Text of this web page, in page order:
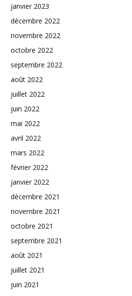
janvier 2023
décembre 2022
novembre 2022
octobre 2022
septembre 2022
août 2022
juillet 2022
juin 2022
mai 2022
avril 2022
mars 2022
février 2022
janvier 2022
décembre 2021
novembre 2021
octobre 2021
septembre 2021
août 2021
juillet 2021
juin 2021